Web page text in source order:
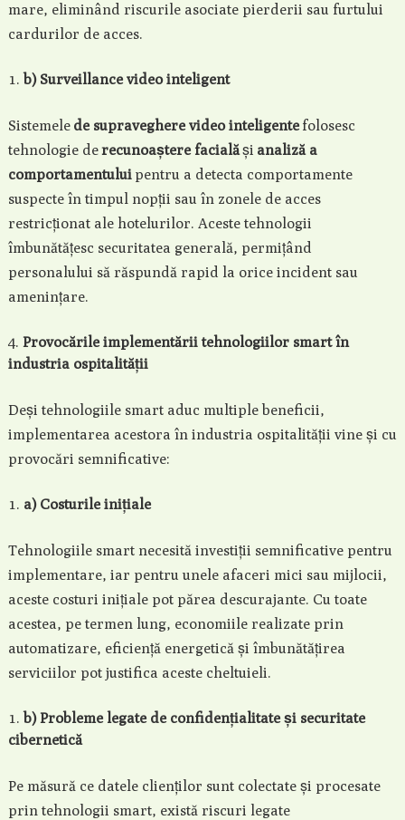
mare, eliminând riscurile asociate pierderii sau furtului
cardurilor de acces.
b) Surveillance video inteligent
Sistemele de supraveghere video inteligentefolosesc
tehnologie derecunoaștere facialăși analiză a
comportamentuluipentru a detecta comportamente
suspecte în timpul nopții sau în zonele de acces
restricționat ale hotelurilor. Aceste tehnologii
îmbunătățesc securitatea generală, permițând
personalului să răspundă rapid la orice incident sau
amenințare.
Provocările implementării tehnologiilor smart în
industria ospitalității
Deși tehnologiile smart aduc multiple beneficii,
implementarea acestora în industria ospitalității vine și cu
provocări semnificative:
a) Costurile inițiale
Tehnologiile smart necesită investiții semnificative pentru
implementare, iar pentru unele afaceri mici sau mijlocii,
aceste costuri inițiale pot părea descurajante. Cu toate
acestea, pe termen lung, economiile realizate prin
automatizare, eficiență energetică și îmbunătățirea
serviciilor pot justifica aceste cheltuieli.
b) Probleme legate de confidențialitate și securitate
cibernetică
Pe măsură ce datele clienților sunt colectate și procesate
prin tehnologii smart, există riscuri legate